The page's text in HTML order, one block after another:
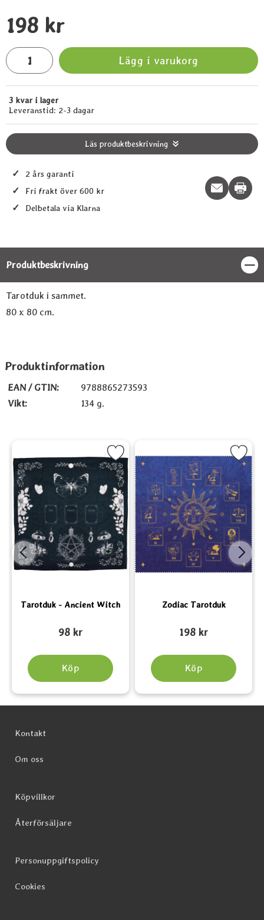
pris
198 kr
antal
Lägg i varukorg
Tillgänglighet:
3 kvar i lager
Leveranstid: 2-3 dagar
Läs produktbeskrivning
✓ 2 års garanti
✓ Fri frakt över 600 kr
✓ Delbetala via Klarna
Print
Produktbeskrivning
Produktbeskrivning
Tarotduk i sammet.
80 x 80 cm.
Produktinformation
EAN / GTIN:
9788865273593
Vikt:
134 g.
- Wicca som favorit
Tarotduk - Ancient Witch
Art. nr 658498 kr
Köp
Markera Tarotduk - Ancient Witch som favorit
Zodiac Tarotduk
Art. nr 6632198 kr
Köp
Markera Zodiac
Kontakt
Om oss
Köpvillkor
Återförsäljare
Personuppgiftspolicy
Cookies